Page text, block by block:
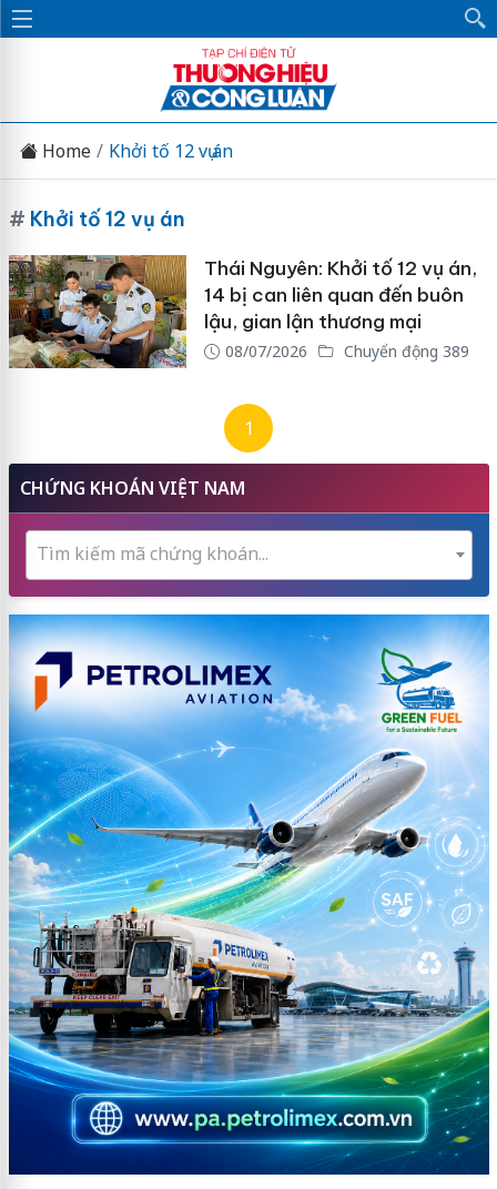
Home Khởi tố 12 vụ án
# Khởi tố 12 vụ án
Thái Nguyên: Khởi tố 12 vụ án,
14 bị can liên quan đến buôn
lậu, gian lận thương mại
08/07/2026 Chuyển động 389
1
CHỨNG KHOÁN VIỆT NAM
Tìm kiếm mã chứng khoán...